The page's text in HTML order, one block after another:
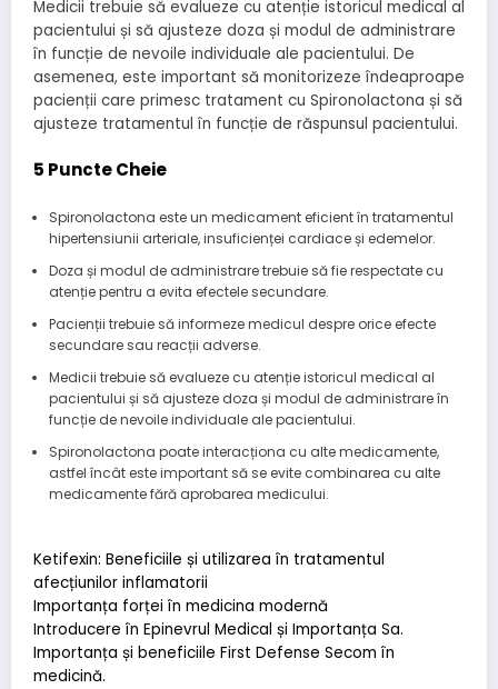
Medicii trebuie să evalueze cu atenție istoricul medical al
pacientului și să ajusteze doza și modul de administrare
în funcție de nevoile individuale ale pacientului. De
asemenea, este important să monitorizeze îndeaproape
pacienții care primesc tratament cu Spironolactona și să
ajusteze tratamentul în funcție de răspunsul pacientului.
5 Puncte Cheie
Spironolactona este un medicament eficient în tratamentul
hipertensiunii arteriale, insuficienței cardiace și edemelor.
Doza și modul de administrare trebuie să fie respectate cu
atenție pentru a evita efectele secundare.
Pacienții trebuie să informeze medicul despre orice efecte
secundare sau reacții adverse.
Medicii trebuie să evalueze cu atenție istoricul medical al
pacientului și să ajusteze doza și modul de administrare în
funcție de nevoile individuale ale pacientului.
Spironolactona poate interacționa cu alte medicamente,
astfel încât este important să se evite combinarea cu alte
medicamente fără aprobarea medicului.
Ketifexin: Beneficiile și utilizarea în tratamentul
afecțiunilor inflamatorii
Importanța forței în medicina modernă
Introducere în Epinevrul Medical și Importanța Sa.
Importanța și beneficiile First Defense Secom în
medicină.